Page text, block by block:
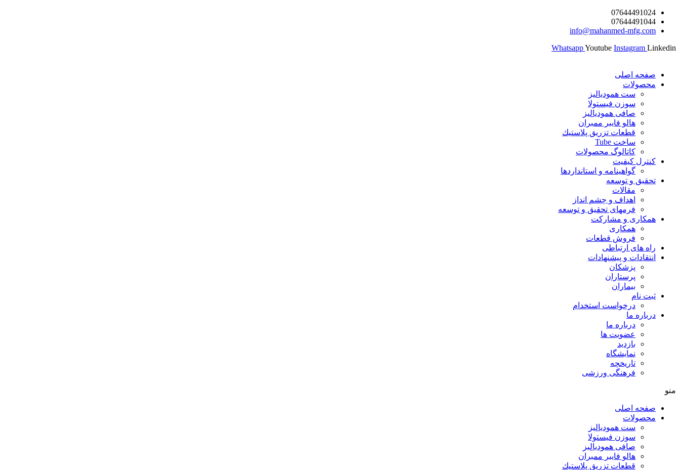
پرش
محتوا
07644491024
07644491044
info@mahanmed-mfg.com
WhatsappYoutube Instagram Linkedin
صفحه اصلی
محصولات
ست همودیالیز
سوزن فیستولا
صافی همودیالیز
هالو فایبر ممبران
قطعات تزريق پلاستيك
ساخت Tube
کاتالوگ محصولات
کنترل کیفیت
گواهينامه و استانداردها
تحقيق و توسعه
مقالات
اهداف و چشم انداز
فرمهای تحقیق و توسعه
همکاری و مشارکت
همکاری
فروش قطعات
راه های ارتباطی
انتقادات و پيشنهادات
پزشكان
پرستاران
بيماران
ثبت نام
درخواست استخدام
درباره ما
درباره ما
عضویت ها
بازدید
نمایشگاه
تاريخچه
فرهنگی ورزشی
منو
صفحه اصلی
محصولات
ست همودیالیز
سوزن فیستولا
صافی همودیالیز
هالو فایبر ممبران
قطعات تزريق پلاستيك